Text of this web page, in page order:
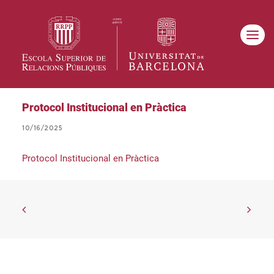
Protocol Institucional en Pràctica
10/16/2025
Protocol Institucional en Pràctica